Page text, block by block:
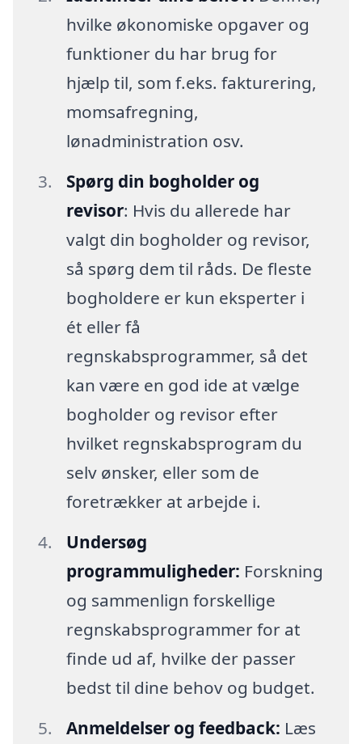
hvilke økonomiske opgaver og
funktioner du har brug for
hjælp til, som f.eks. fakturering,
momsafregning,
lønadministration osv.
Spørg din bogholder og
revisor: Hvis du allerede har
valgt din bogholder og revisor,
så spørg dem til råds. De fleste
bogholdere er kun eksperter i
ét eller få
regnskabsprogrammer, så det
kan være en god ide at vælge
bogholder og revisor efter
hvilket regnskabsprogram du
selv ønsker, eller som de
foretrækker at arbejde i.
Undersøg
programmuligheder: Forskning
og sammenlign forskellige
regnskabsprogrammer for at
finde ud af, hvilke der passer
bedst til dine behov og budget.
Anmeldelser og feedback: Læs